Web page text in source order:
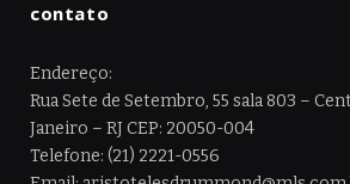
contato
Endereço:
Rua Sete de Setembro, 55 sala 803 –
Janeiro – RJ CEP: 20050-004
Telefone: (21) 2221-0556